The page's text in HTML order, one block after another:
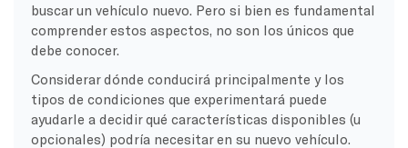
buscar un vehículo nuevo. Pero si bien es fundamental
comprender estos aspectos, no son los únicos que
debe conocer.
Considerar dónde conducirá principalmente y los
tipos de condiciones que experimentará puede
ayudarle a decidir qué características disponibles (u
opcionales) podría necesitar en su nuevo vehículo.